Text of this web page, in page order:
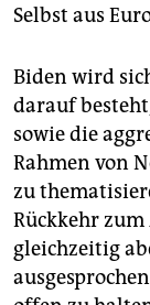
Selbst aus
Biden wird
darauf
sowie die
Rahmen von
zu
Rückkehr
gleichzeitig